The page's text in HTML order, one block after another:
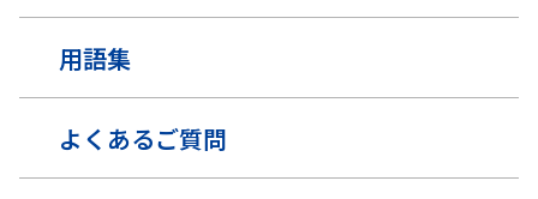
用語集
よくあるご質問